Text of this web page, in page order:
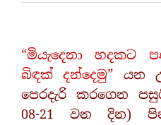
“මියැදෙනා
බිඳක් දන්දෙමු” යන
පෙරදැරි කරගෙන
08-21 වන දින)